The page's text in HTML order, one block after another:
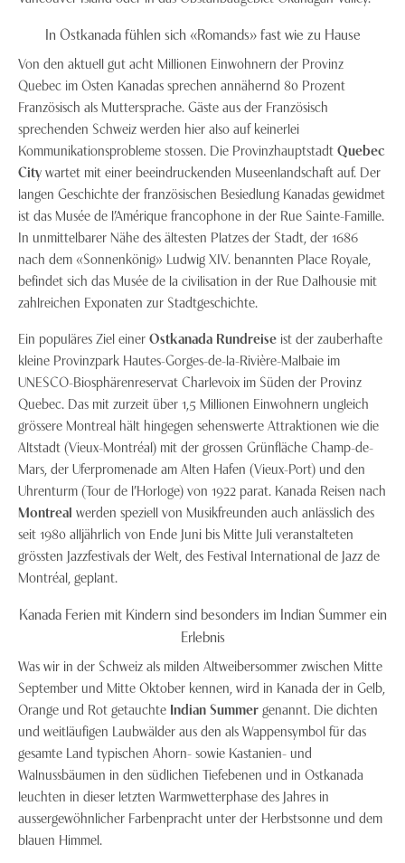
In Ostkanada fühlen sich «Romands» fast wie zu Hause
Von den aktuell gut acht Millionen Einwohnern der Provinz
Quebec im Osten Kanadas sprechen annähernd 80 Prozent
Französisch als Muttersprache. Gäste aus der Französisch
sprechenden Schweiz werden hier also auf keinerlei
Kommunikationsprobleme stossen. Die ProvinzhauptstadtQuebec
Citywartet mit einer beeindruckenden Museenlandschaft auf. Der
langen Geschichte der französischen Besiedlung Kanadas gewidmet
ist das Musée de l’Amérique francophone in der Rue Sainte-Famille.
In unmittelbarer Nähe des ältesten Platzes der Stadt, der 1686
nach dem «Sonnenkönig» Ludwig XIV. benannten Place Royale,
befindet sich das Musée de la civilisation in der Rue Dalhousie mit
zahlreichen Exponaten zur Stadtgeschichte.
Ein populäres Ziel einerOstkanada Rundreise ist der zauberhafte
kleine Provinzpark Hautes-Gorges-de-la-Rivière-Malbaie im
UNESCO-Biosphärenreservat Charlevoix im Süden der Provinz
Quebec. Das mit zurzeit über 1,5 Millionen Einwohnern ungleich
grössere Montreal hält hingegen sehenswerte Attraktionen wie die
Altstadt (Vieux-Montréal) mit der grossen Grünfläche Champ-de-
Mars, der Uferpromenade am Alten Hafen (Vieux-Port) und den
Uhrenturm (Tour de l’Horloge) von 1922 parat. Kanada Reisen nach
Montreal werden speziell von Musikfreunden auch anlässlich des
seit 1980 alljährlich von Ende Juni bis Mitte Juli veranstalteten
grössten Jazzfestivals der Welt, des Festival International de Jazz de
Montréal, geplant.
Kanada Ferien mit Kindern sind besonders im Indian Summer ein
Erlebnis
Was wir in der Schweiz als milden Altweibersommer zwischen Mitte
September und Mitte Oktober kennen, wird in Kanada der in Gelb,
Orange und Rot getauchte Indian Summergenannt. Die dichten
und weitläufigen Laubwälder aus den als Wappensymbol für das
gesamte Land typischen Ahorn- sowie Kastanien- und
Walnussbäumen in den südlichen Tiefebenen und in Ostkanada
leuchten in dieser letzten Warmwetterphase des Jahres in
aussergewöhnlicher Farbenpracht unter der Herbstsonne und dem
blauen Himmel.